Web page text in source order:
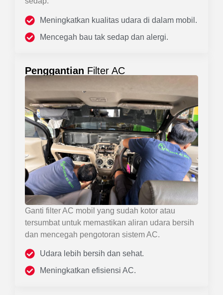
Meningkatkan kualitas udara di dalam mobil.
Mencegah bau tak sedap dan alergi.
Penggantian Filter AC
Ganti filter AC mobil yang sudah kotor atau
tersumbat untuk memastikan aliran udara bersih
dan mencegah pengotoran sistem AC.
Udara lebih bersih dan sehat.
Meningkatkan efisiensi AC.